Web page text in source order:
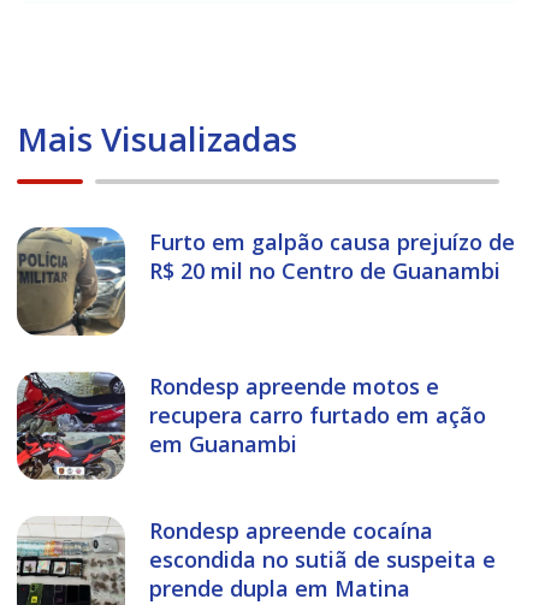
Mais Visualizadas
Furto em galpão causa prejuízo de
R$ 20 mil no Centro de Guanambi
Rondesp apreende motos e
recupera carro furtado em ação
em Guanambi
Rondesp apreende cocaína
escondida no sutiã de suspeita e
prende dupla em Matina